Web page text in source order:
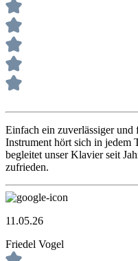
Einfach ein zuverlässiger
Instrument hört sich in jedem
begleitet unser Klavier seit
zufrieden.
11.05.26
Friedel Vogel